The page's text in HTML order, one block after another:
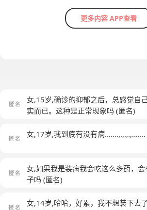
更多内容 APP查看
女,15岁,确诊的抑郁之后，总感觉自
实而已。这种是正常现象吗 (匿名)
女,17岁,我到底有没有病…….,.,.,.,.……
女,如果我是装病我会吃这么多药，
子吗 (匿名)
女,14岁,哈哈，好累，我不想装下去